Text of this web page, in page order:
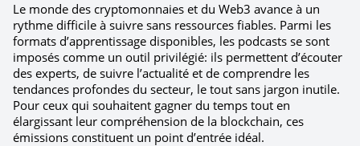
Le monde des cryptomonnaies et du Web3 avance à un
rythme difficile à suivre sans ressources fiables. Parmi les
formats d’apprentissage disponibles, les podcasts se sont
imposés comme un outil privilégié: ils permettent d’écouter
des experts, de suivre l’actualité et de comprendre les
tendances profondes du secteur, le tout sans jargon inutile.
Pour ceux qui souhaitent gagner du temps tout en
élargissant leur compréhension de la blockchain, ces
émissions constituent un point d’entrée idéal.